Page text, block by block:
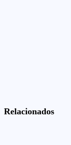
Relacionados